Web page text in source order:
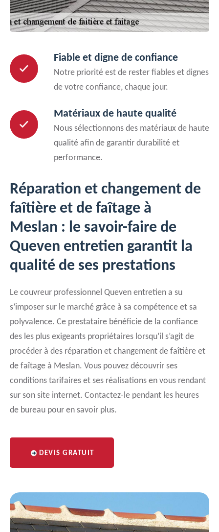
Fiable et digne de confiance
Notre priorité est de rester fiables et dignes
de votre confiance, chaque jour.
Matériaux de haute qualité
Nous sélectionnons des matériaux de haute
qualité afin de garantir durabilité et
performance.
Réparation et changement de
faîtière et de faîtage à
Meslan : le savoir-faire de
Queven entretien garantit la
qualité de ses prestations
Le couvreur professionnel Queven entretien a su
s’imposer sur le marché grâce à sa compétence et sa
polyvalence. Ce prestataire bénéficie de la confiance
des les plus exigeants propriétaires lorsqu’il s’agit de
procéder à des réparation et changement de faîtière et
de faîtage à Meslan. Vous pouvez découvrir ses
conditions tarifaires et ses réalisations en vous rendant
sur son site internet. Contactez-le pendant les heures
de bureau pour en savoir plus.
DEVIS GRATUIT